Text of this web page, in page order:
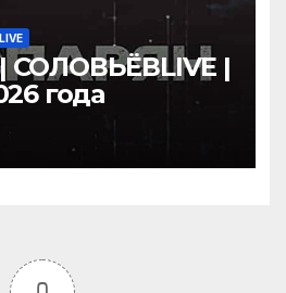
СОЛОВЬЁВLIVE |
года